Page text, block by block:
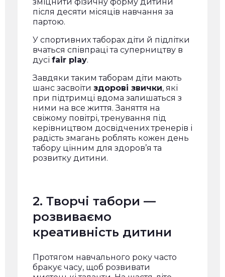
після десяти місяців навчання за
партою.
У спортивних таборах діти й підлітки
вчаться співпраці та суперництву в
дусі fair play.
Завдяки таким таборам діти мають
шанс засвоїти здорові звички, які
при підтримці вдома залишаться з
ними на все життя. Заняття на
свіжому повітрі, тренування під
керівництвом досвідчених тренерів і
радість змагань роблять кожен день
табору цінним для здоров’я та
розвитку дитини.
2. Творчі табори —
розвиваємо
креативність дитини
Протягом навчального року часто
бракує часу, щоб розвивати